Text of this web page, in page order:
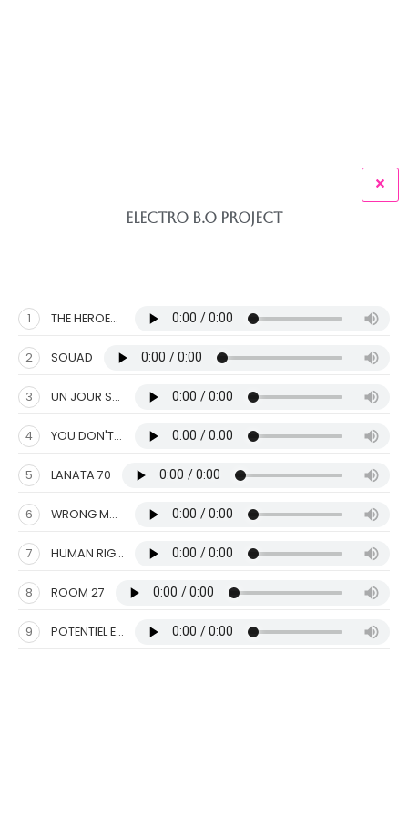
ELECTRO B.O PROJECT
1 THE HEROES ( avec THIBAUT JAVOY)
2 SOUAD
3 UN JOUR SUR TERRE
4 YOU DON'T UNDERSTAND ME JOHNNY
5 LANATA 70
6 WRONG MOVE AT THE RIGHT TIME
7 HUMAN RIGHTS
8 ROOM 27
9 POTENTIEL ENERGY